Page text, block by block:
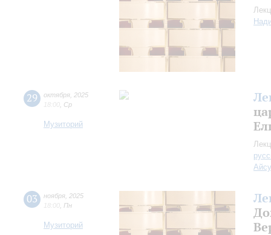
29 октября 2025
18:00 Ср
Музиторий
03 ноября 2025
18:00 Пн
Музиторий